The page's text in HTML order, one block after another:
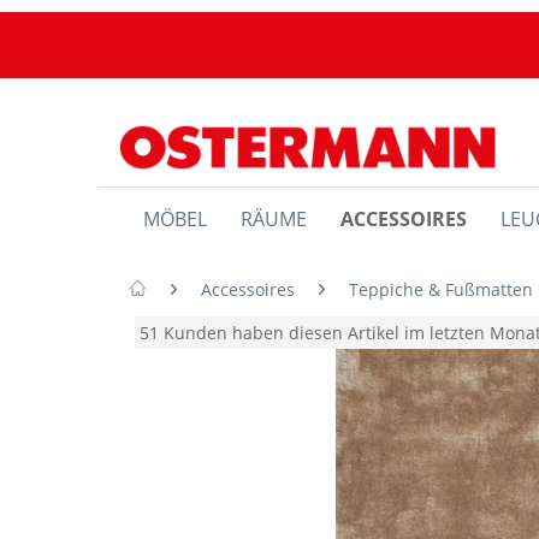
MÖBEL RÄUME ACCESSOIRES
Accessoires
Teppiche & Fußmatten
51 Kunden haben diesen Artikel im letzten